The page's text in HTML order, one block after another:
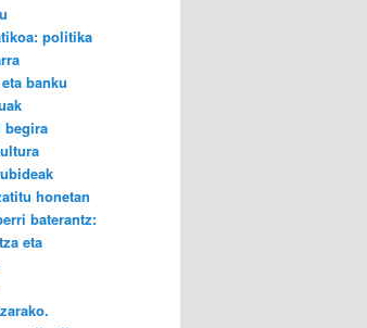
politika
banku
begira
honetan
baterantz:
eta